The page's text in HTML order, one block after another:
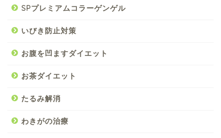
SPプレミアムコラーゲンゲル
いびき防止対策
お腹を凹ますダイエット
お茶ダイエット
たるみ解消
わきがの治療